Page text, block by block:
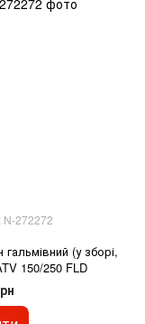
N-272272
гальмівний (у зборі,
150/250 FLD